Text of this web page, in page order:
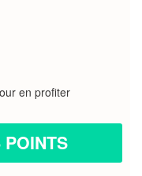
en profiter